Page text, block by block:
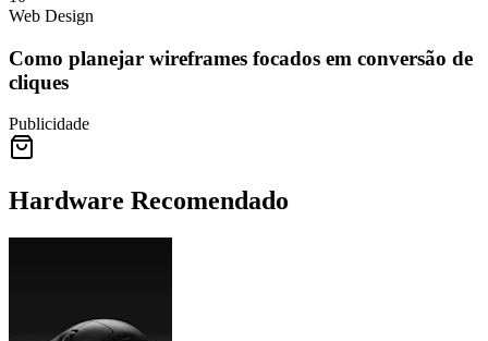
Web Design
Como planejar wireframes focados em conversão de
cliques
Publicidade
Hardware Recomendado